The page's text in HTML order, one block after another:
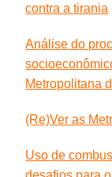
contra a tirania
Análise do
Metropolitana
(Re)Ver as
Uso de